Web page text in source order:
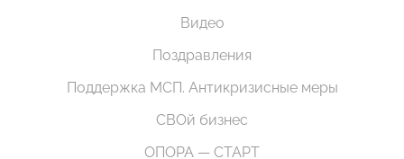
Видео
Поздравления
Поддержка МСП. Антикризисные меры
СВОй бизнес
ОПОРА — СТАРТ